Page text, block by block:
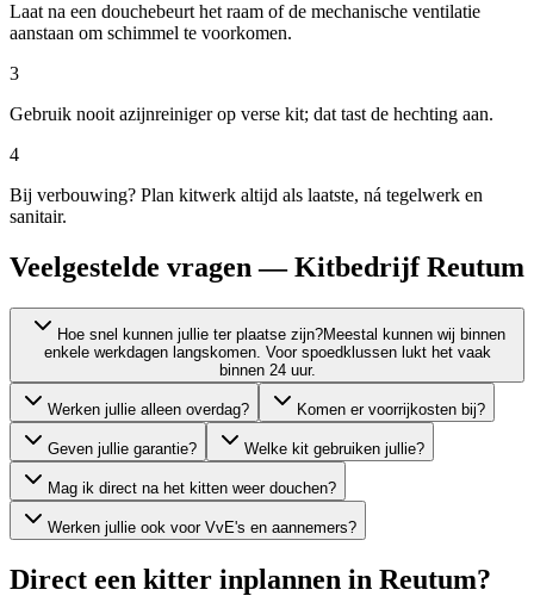
Laat na een douchebeurt het raam of de mechanische ventilatie
aanstaan om schimmel te voorkomen.
3
Gebruik nooit azijnreiniger op verse kit; dat tast de hechting aan.
4
Bij verbouwing? Plan kitwerk altijd als laatste, ná tegelwerk en
sanitair.
Veelgestelde vragen — Kitbedrijf Reutum
Hoe snel kunnen jullie ter plaatse zijn?Meestal kunnen wij binnen
enkele werkdagen langskomen. Voor spoedklussen lukt het vaak
binnen 24 uur.
Werken jullie alleen overdag? Komen er voorrijkosten bij?
Geven jullie garantie? Welke kit gebruiken jullie?
Mag ik direct na het kitten weer douchen?
Werken jullie ook voor VvE's en aannemers?
Direct een kitter inplannen in Reutum?